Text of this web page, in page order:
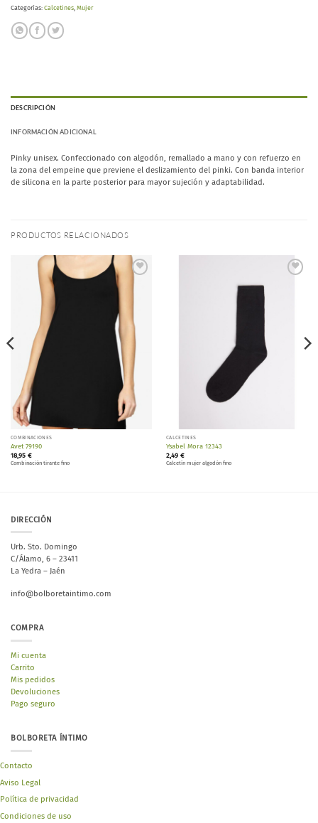
Categorías: Calcetines Mujer
DESCRIPCIÓN
INFORMACIÓN ADICIONAL
Pinky unisex. Confeccionado con algodón, remallado a mano y con refuerzo en
la zona del empeine que previene el deslizamiento del pinki. Con banda interior
de silicona en la parte posterior para mayor sujeción y adaptabilidad.
PRODUCTOS RELACIONADOS
COMBINACIONES
Avet 79190
18,95 €
Combinación tirante fino
CALCETINES
Ysabel Mora 12343
2,49 €
Calcetín mujer algodón fino
DIRECCIÓN
Urb. Sto. Domingo
C/Álamo, 6 – 23411
La Yedra – Jaén
info@bolboretaintimo.com
COMPRA
Mi cuenta
Carrito
Mis pedidos
Devoluciones
Pago seguro
BOLBORETA ÍNTIMO
Contacto
Aviso Legal
Política de privacidad
Condiciones de uso